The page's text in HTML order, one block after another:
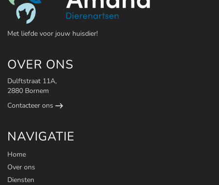
Met liefde voor jouw huisdier!
OVER ONS
Dulftstraat 11A,
2880 Bornem
Contacteer ons
NAVIGATIE
Home
Over ons
Diensten